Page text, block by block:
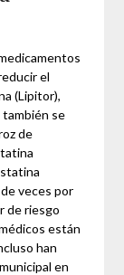
el
(Lipitor),
se
de
veces por
de riesgo
están
han
en